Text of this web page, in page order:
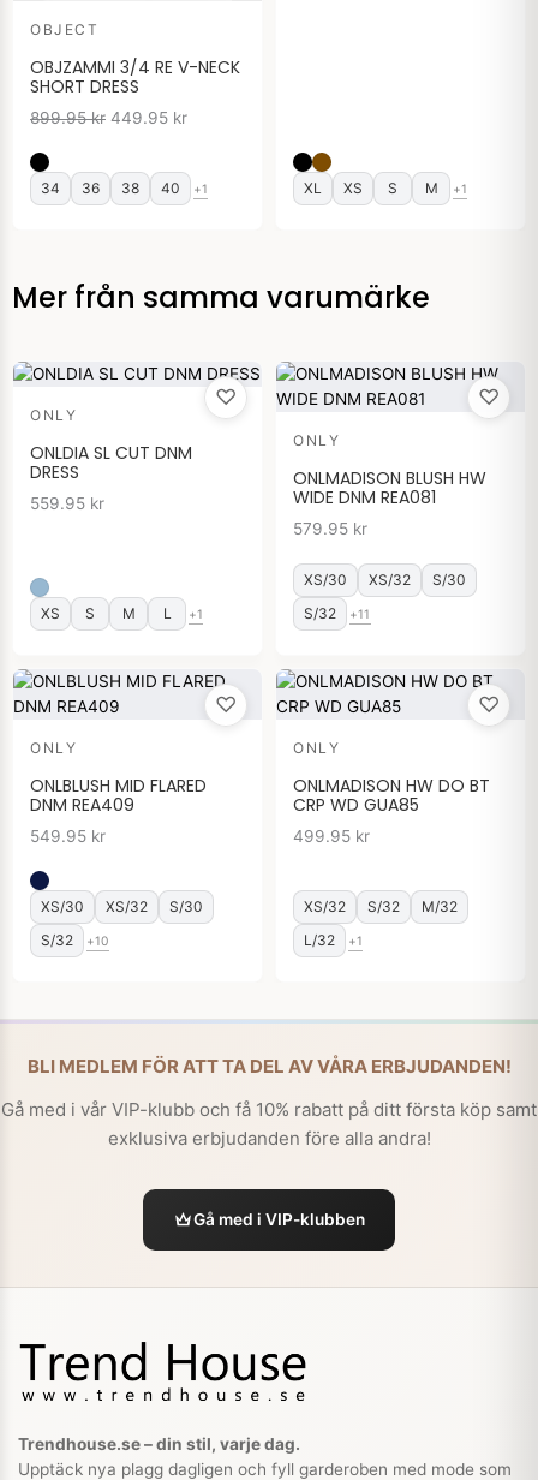
OBJECT
OBJZAMMI 3/4 RE V-NECK
SHORT DRESS
899.95kr 449.95 kr
34 36 38 40 +1 XL XS S M +1
Mer från samma varumärke
♡
ONLY
ONLDIA SL CUT DNM
DRESS
559.95 kr
XS S M L +1
♡
ONLY
ONLMADISON BLUSH HW
WIDE DNM REA081
579.95 kr
XS/30 XS/32
S/30
S/32
+11
♡
ONLY
ONLBLUSH MID FLARED
DNM REA409
549.95 kr
XS/30 XS/32
S/30
S/32
+10
♡
ONLY
ONLMADISON HW DO BT
CRP WD GUA85
499.95 kr
XS/32 S/32
M/32
L/32
+1
BLI MEDLEM FÖR ATT TA DEL AV VÅRA ERBJUDANDEN!
Gå med i vår VIP-klubb och få 10% rabatt på ditt första köp samt
exklusiva erbjudanden före alla andra!
Gå med i VIP-klubben
Trendhouse.se – din stil, varje dag.
Upptäck nya plagg dagligen och fyll garderoben med mode som